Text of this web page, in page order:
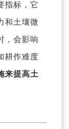
标，它
和土壤微
，会影响
耕作难度
来提高土